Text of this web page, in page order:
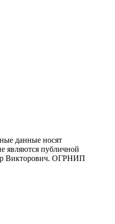
данные носят
являются публичной
Викторович. ОГРНИП